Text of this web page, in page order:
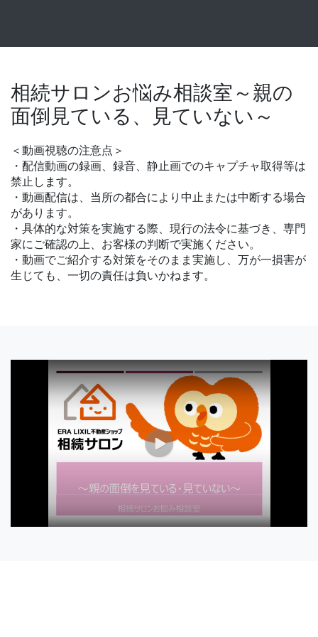
相続サロンお悩み相談室～親の
面倒見ている、見ていない～
＜動画視聴の注意点＞
・配信動画の録画、録音、静止画でのキャプチャ取得等は
禁止します。
・動画配信は、当所の都合により中止または中断する場合
があります。
・具体的な対策を実施する際、現行の法令に基づき、専門
家にご確認の上、お客様の判断で実施ください。
・動画でご紹介する対策をそのまま実施し、万が一損害が
生じても、一切の責任は負いかねます。